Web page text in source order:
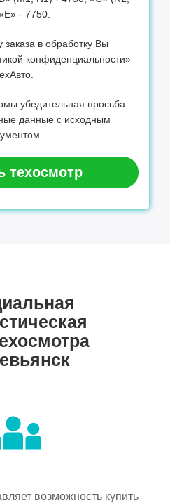
- 7750.
в обработку Вы
конфиденциальности»
убедительная просьба
данные с исходным
техосмотр
возможность купить